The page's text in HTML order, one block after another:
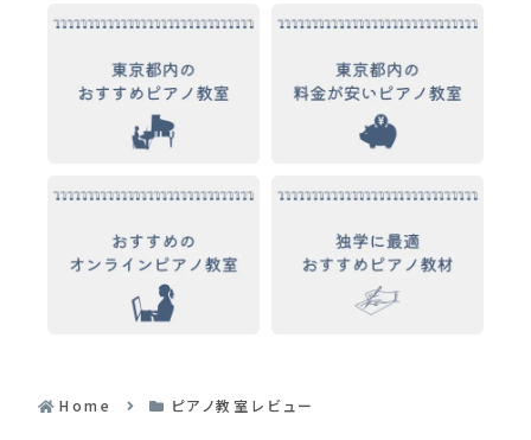
Home ピアノ教室レビュー